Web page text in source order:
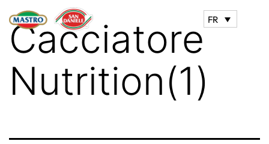
FR
Cacciatore
Nutrition(1)